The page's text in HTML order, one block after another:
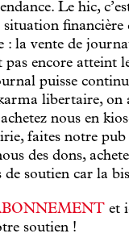
Le hic,
la vente de
encore atteint
puisse
libertaire, on
nous en
faites notre
des dons,
de soutien car la
et
soutien !